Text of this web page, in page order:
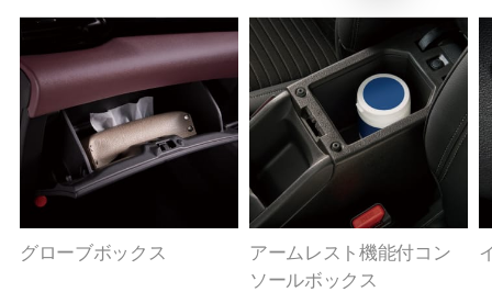
グローブボックス
アームレスト機能付コン
ソールボックス